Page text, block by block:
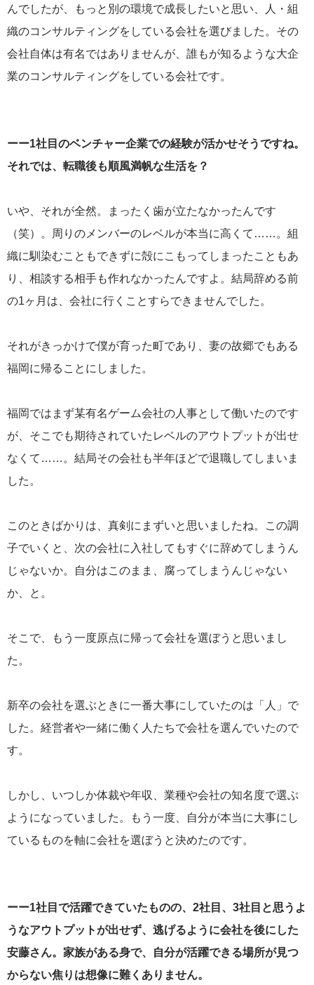
んでしたが、もっと別の環境で成長したいと思い、人・組
織のコンサルティングをしている会社を選びました。その
会社自体は有名ではありませんが、誰もが知るような大企
業のコンサルティングをしている会社です。
ーー1社目のベンチャー企業での経験が活かせそうですね。
それでは、転職後も順風満帆な生活を？
いや、それが全然。まったく歯が立たなかったんです
（笑）。周りのメンバーのレベルが本当に高くて……。組
織に馴染むこともできずに殻にこもってしまったこともあ
り、相談する相手も作れなかったんですよ。結局辞める前
の1ヶ月は、会社に行くことすらできませんでした。
それがきっかけで僕が育った町であり、妻の故郷でもある
福岡に帰ることにしました。
福岡ではまず某有名ゲーム会社の人事として働いたのです
が、そこでも期待されていたレベルのアウトプットが出せ
なくて……。結局その会社も半年ほどで退職してしまいま
した。
このときばかりは、真剣にまずいと思いましたね。この調
子でいくと、次の会社に入社してもすぐに辞めてしまうん
じゃないか。自分はこのまま、腐ってしまうんじゃない
か、と。
そこで、もう一度原点に帰って会社を選ぼうと思いまし
た。
新卒の会社を選ぶときに一番大事にしていたのは「人」で
した。経営者や一緒に働く人たちで会社を選んでいたので
す。
しかし、いつしか体裁や年収、業種や会社の知名度で選ぶ
ようになっていました。もう一度、自分が本当に大事にし
ているものを軸に会社を選ぼうと決めたのです。
ーー1社目で活躍できていたものの、2社目、3社目と思うよ
うなアウトプットが出せず、逃げるように会社を後にした
安藤さん。家族がある身で、自分が活躍できる場所が見つ
からない焦りは想像に難くありません。